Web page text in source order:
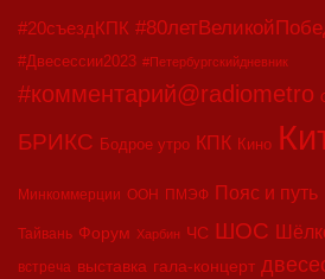
#20съездКПК
#Двесессии2023 #Петербургскийдневник
#комментарий@radiometro
БРИКС Бодрое утро КПК Кино
Минкоммерции ООН ПМЭФ Пояс и путь
Тайвань Форум Харбин ЧС ШОС
встреча выставка гала-концерт